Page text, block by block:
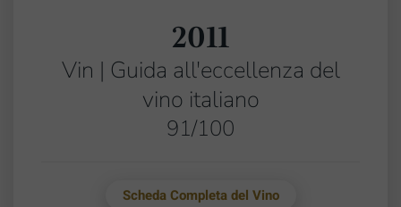
2011
Vin | Guida all'eccellenza del
vino italiano
91/100
Scheda Completa del Vino